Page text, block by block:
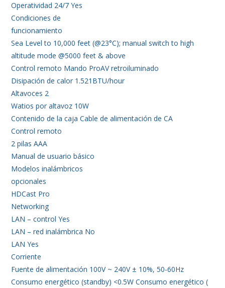
Operatividad 24/7 Yes
Condiciones de
funcionamiento
Sea Level to 10,000 feet (@23°C); manual switch to high
altitude mode @5000 feet & above
Control remoto Mando ProAV retroiluminado
Disipación de calor 1.521BTU/hour
Altavoces 2
Watios por altavoz 10W
Contenido de la caja Cable de alimentación de CA
Control remoto
2 pilas AAA
Manual de usuario básico
Modelos inalámbricos
opcionales
HDCast Pro
Networking
LAN – control Yes
LAN – red inalámbrica No
LAN Yes
Corriente
Fuente de alimentación 100V ~ 240V ± 10%, 50-60Hz
Consumo energético (standby) <0.5W Consumo energético (